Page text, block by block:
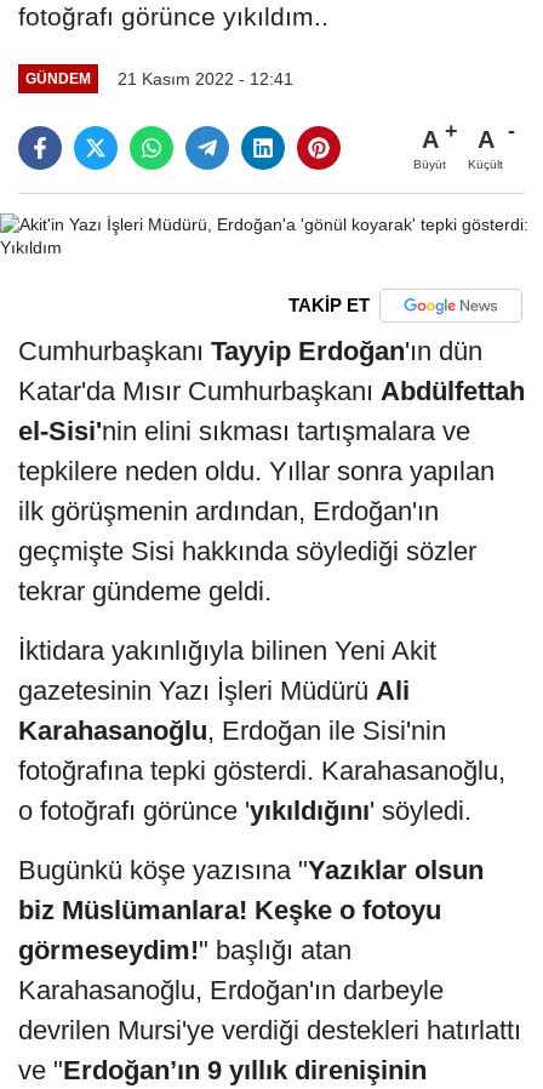
fotoğrafı görünce yıkıldım..
GÜNDEM 21 Kasım 2022 - 12:41
A
Büyüt
A
Küçült
TAKİP ET
Cumhurbaşkanı Tayyip Erdoğan'ın dün
Katar'da Mısır Cumhurbaşkanı Abdülfettah
el-Sisi'nin elini sıkması tartışmalara ve
tepkilere neden oldu. Yıllar sonra yapılan
ilk görüşmenin ardından, Erdoğan'ın
geçmişte Sisi hakkında söylediği sözler
tekrar gündeme geldi.
İktidara yakınlığıyla bilinen Yeni Akit
gazetesinin Yazı İşleri Müdürü Ali
Karahasanoğlu, Erdoğan ile Sisi'nin
fotoğrafına tepki gösterdi. Karahasanoğlu,
o fotoğrafı görünce 'yıkıldığını' söyledi.
Bugünkü köşe yazısına "Yazıklar olsun
biz Müslümanlara! Keşke o fotoyu
görmeseydim!" başlığı atan
Karahasanoğlu, Erdoğan'ın darbeyle
devrilen Mursi'ye verdiği destekleri hatırlattı
ve "Erdoğan’ın 9 yıllık direnişinin